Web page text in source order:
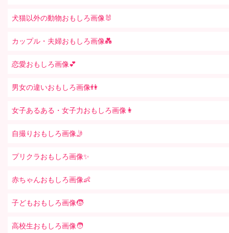
犬猫以外の動物おもしろ画像🐰
カップル・夫婦おもしろ画像💑
恋愛おもしろ画像💕
男女の違いおもしろ画像👫
女子あるある・女子力おもしろ画像👩
自撮りおもしろ画像🤳
プリクラおもしろ画像✨
赤ちゃんおもしろ画像👶
子どもおもしろ画像🧒
高校生おもしろ画像🧑